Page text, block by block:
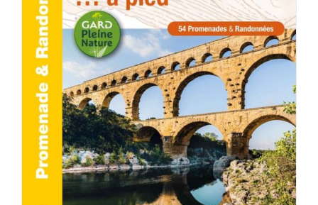
AJOUTER AU PANIER / DÉTAILS